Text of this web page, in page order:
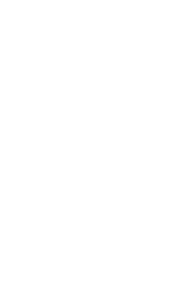
Barre stabilisatrice
Wrangler JK et JKU